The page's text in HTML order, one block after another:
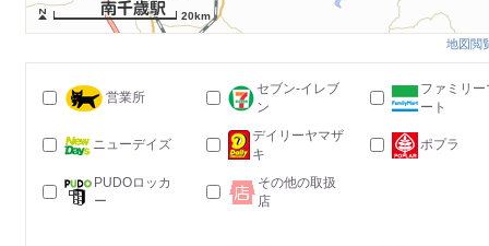
20km
地図閲
営業所
セブン-イレブ
ン
ファミリー
ート
ニューデイズ
デイリーヤマザ
キ
ポプラ
PUDOロッカ
ー
その他の取扱
店